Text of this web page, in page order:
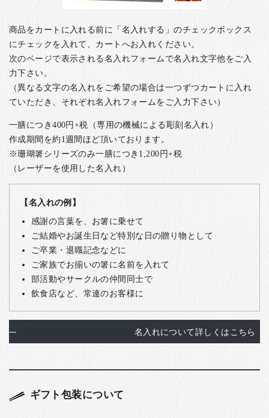
商品をカートに入れる前に「名入れする」のチェックボックス
にチェックを入れて、カートへお入れください。
次のページで表示される名入れフォームで名入れ文字他をご入
力下さい。
（異なる文字の名入れをご希望の場合は一つずつカートに入れ
ていただき、それぞれ名入れフォームをご入力下さい）
一膳につき400円+税（専用の機械による彫刻名入れ）
作成期間を約1週間ほど頂いております。
※珊瑚箸シリーズのみ一膳につき1,200円+税
（レーザーを使用した名入れ）
【名入れの例】
感謝の言葉を、お箸に乗せて
ご結婚やお誕生日など特別な日の贈り物として
ご卒業・退職記念などに
ご家族でお揃いの箸に名前を入れて
部活動やサークルの仲間同士で
飲食店など、常連のお客様に
名入れについて詳しくはこちら
ギフト包装について